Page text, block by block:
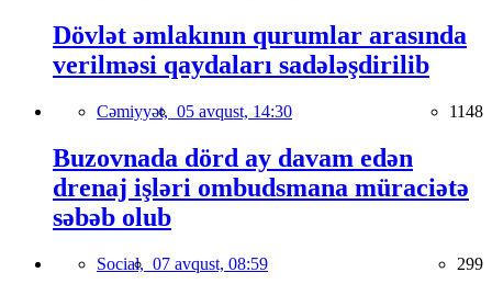
Dövlət əmlakının qurumlar arasında
verilməsi qaydaları sadələşdirilib
Cəmiyyət, 05 avqust, 14:30 1148
Buzovnada dörd ay davam edən
drenaj işləri ombudsmana müraciətə
səbəb olub
Social, 07 avqust, 08:59 299